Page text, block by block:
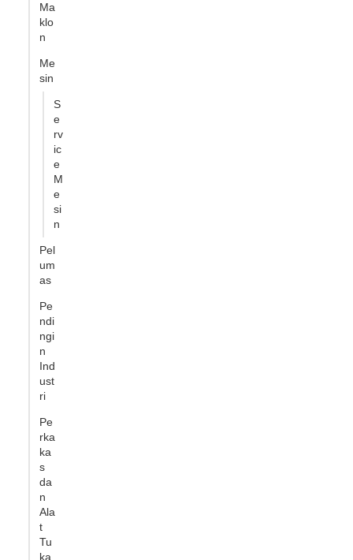
Ma
klo
n
Me
sin
S
e
rv
ic
e
M
e
si
n
Pel
um
as
Pe
ndi
ngi
n
Ind
ust
ri
Pe
rka
ka
s
da
n
Ala
t
Tu
ka